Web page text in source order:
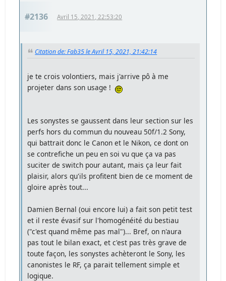
#2136 Avril 15, 2021, 22:53:20
Citation de: Fab35 le Avril 15, 2021, 21:42:14
je te crois volontiers, mais j'arrive pô à me
projeter dans son usage !
Les sonystes se gaussent dans leur section sur les
perfs hors du commun du nouveau 50f/1.2 Sony,
qui battrait donc le Canon et le Nikon, ce dont on
se contrefiche un peu en soi vu que ça va pas
suciter de switch pour autant, mais ça leur fait
plaisir, alors qu'ils profitent bien de ce moment de
gloire après tout...
Damien Bernal (oui encore lui) a fait son petit test
et il reste évasif sur l'homogénéité du bestiau
("c'est quand même pas mal")... Bref, on n'aura
pas tout le bilan exact, et c'est pas très grave de
toute façon, les sonystes achèteront le Sony, les
canonistes le RF, ça parait tellement simple et
logique.